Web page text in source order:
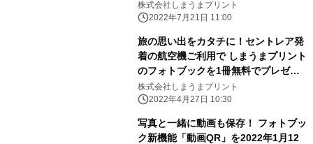
催
株式会社しまうまプリント
2022年7月21日 11:00
旅の思い出をカタチに！セントレア発
着の航空機ご利用で しまうまプリント
のフォトブックを1冊無料でプレゼン
ト
株式会社しまうまプリント
2022年4月27日 10:30
写真と一緒に動画も保存！ フォトブッ
ク新機能「動画QR」を2022年1月12